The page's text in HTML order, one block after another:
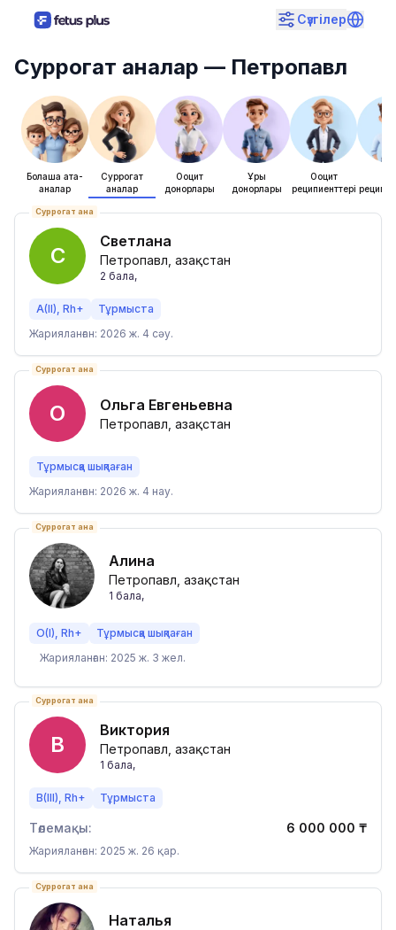
Сүзгілер
Суррогат аналар — Петропавл
Болашақ ата-
аналар
Суррогат
аналар
Ооцит
донорлары
Ұрық
донорлары
Ооцит
реципиенттері
Суррогат ана
С
Светлана
Петропавл, Қазақстан
2 бала,
A(II), Rh+
Тұрмыста
Жарияланған: 2026 ж. 4 сәу.
Суррогат ана
О Ольга Евгеньевна
Петропавл, Қазақстан
Тұрмысқа шықпаған
Жарияланған: 2026 ж. 4 нау.
Суррогат ана
Алина
Петропавл, Қазақстан
1 бала,
O(I), Rh+
Тұрмысқа шықпаған
Жарияланған: 2025 ж. 3 жел.
Суррогат ана
В
Виктория
Петропавл, Қазақстан
1 бала,
B(III), Rh+ Тұрмыста
Төлемақы: 6 000 000 ₸
Жарияланған: 2025 ж. 26 қар.
Суррогат ана
Наталья